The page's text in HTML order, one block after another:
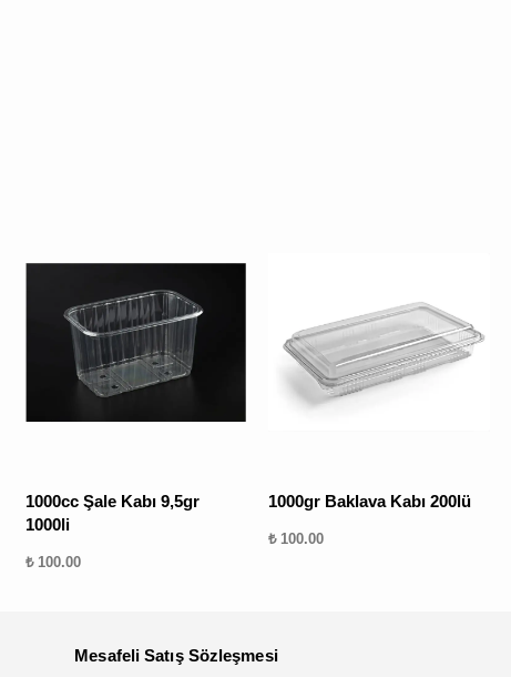
1000cc Şale Kabı 9,5gr
1000li
₺ 100.00
1000gr Baklava Kabı 200lü
₺ 100.00
Mesafeli Satış Sözleşmesi